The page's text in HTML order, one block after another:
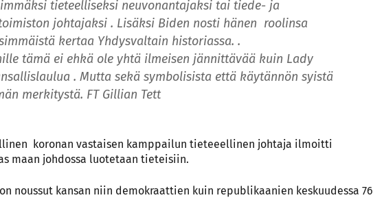
tieteelliseksi neuvonantajaksi tai tiede- ja
johtajaksi . Lisäksi Biden nosti hänen roolinsa
kertaa Yhdysvaltain historiassa. .
tämä ei ehkä ole yhtä ilmeisen jännittävää kuin Lady
. Mutta sekä symbolisista että käytännön syistä
merkitystä. FT Gillian Tett
koronan vastaisen kamppailun tieteeellinen johtaja ilmoitti
maan johdossa luotetaan tieteisiin.
noussut kansan niin demokraattien kuin republikaanien keskuudessa 76